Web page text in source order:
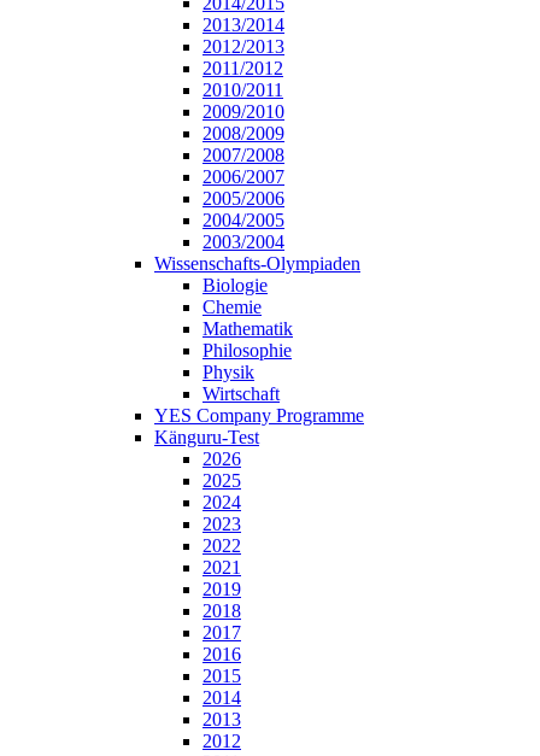
2013/2014
2012/2013
2011/2012
2010/2011
2009/2010
2008/2009
2007/2008
2006/2007
2005/2006
2004/2005
2003/2004
Wissenschafts-Olympiaden
Biologie
Chemie
Mathematik
Philosophie
Physik
Wirtschaft
YES Company Programme
Känguru-Test
2026
2025
2024
2023
2022
2021
2019
2018
2017
2016
2015
2014
2013
2012